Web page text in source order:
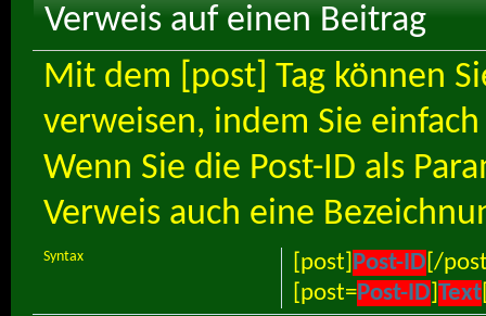
Verweis auf einen Beitrag
Mit dem [post] Tag können
verweisen, indem Sie
Wenn Sie die Post-ID als
Verweis auch eine
[post] Post-ID [/
[post=Post-ID Text
Syntax